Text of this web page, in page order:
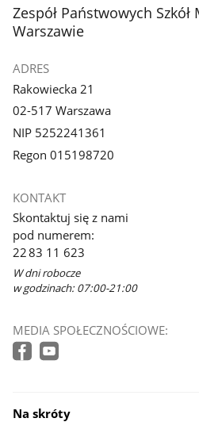
stopka
Zespół Państwowych
Warszawie
ADRES
Rakowiecka 21
02-517 Warszawa
NIP 5252241361
Regon 015198720
KONTAKT
Skontaktuj się z nami
pod numerem:
22 83 11 623
W dni robocze
w godzinach: 07:00-21:00
MEDIA SPOŁECZNOŚCIOWE:
Na skróty